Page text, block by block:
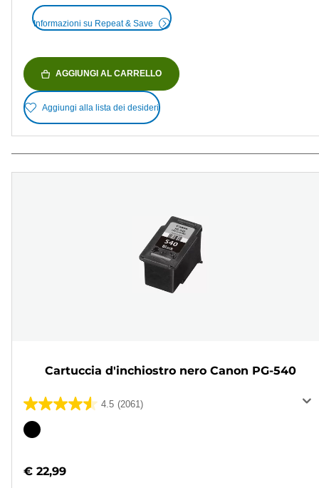
Informazioni su Repeat & Save
AGGIUNGI AL CARRELLO
Aggiungi alla lista dei desideri
Cartuccia d'inchiostro nero Canon PG-540
4.5 (2061)
4.5
su
2061
Cartuccia
colori
€ 22,99